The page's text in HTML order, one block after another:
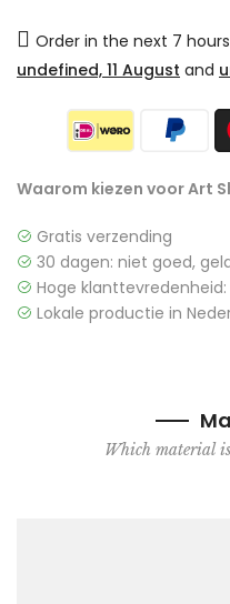
Order in the next 7
undefined, 11 August and
Waarom kiezen voor Art
Gratis verzending
30 dagen: niet goed,
Hoge
Lokale productie in
Which material